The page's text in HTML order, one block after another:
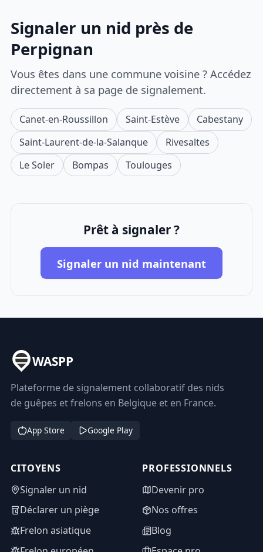
Signaler un nid près de
Perpignan
Vous êtes dans une commune voisine ? Accédez
directement à sa page de signalement.
Canet-en-Roussillon Saint-Estève
Cabestany
Saint-Laurent-de-la-Salanque
Rivesaltes
Le Soler
Bompas Toulouges
Prêt à signaler ?
Signaler un nid maintenant
WASPP
Plateforme de signalement collaboratif des nids
de guêpes et frelons en Belgique et en France.
App Store Google Play
CITOYENS
Signaler un nid
Déclarer un piège
Frelon asiatique
PROFESSIONNELS
Devenir pro
Nos offres
Blog